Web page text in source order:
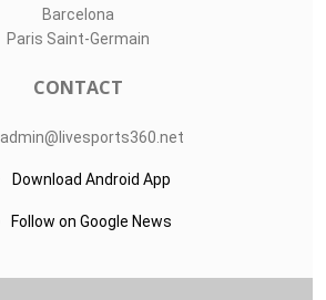
Barcelona
Paris Saint-Germain
CONTACT
admin@livesports360.net
Download Android App
Follow on Google News